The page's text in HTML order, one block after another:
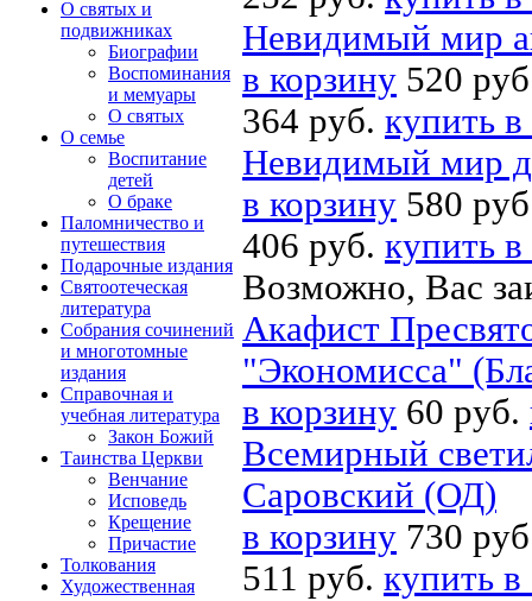
О святых и
подвижниках
Биографии
Воспоминания
и мемуары
О святых
О семье
Воспитание
детей
О браке
Паломничество и
путешествия
Подарочные издания
Святоотеческая
литература
Собрания сочинений
и многотомные
издания
Справочная и
учебная литература
Закон Божий
Таинства Церкви
Венчание
Исповедь
Крещение
Причастие
Толкования
Художественная
Невидимый мир
в корзину 520
364 руб. купить
Невидимый мир
в корзину 580
406 руб. купить
Возможно, Вас
Акафист
"Экономисса"
в корзину 60 руб.
Всемирный
Саровский (ОД)
в корзину 730
511 руб. купить в